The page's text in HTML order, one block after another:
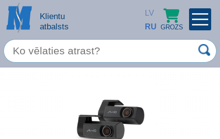
Klientu
atbalsts
LV
RU GROZS
Apple produkti